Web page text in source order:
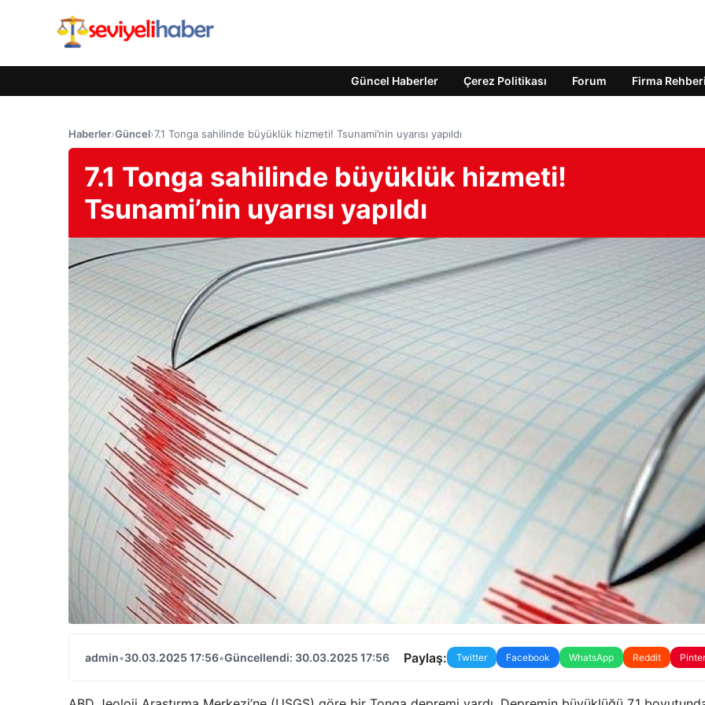
Güncel Haberler Çerez Politikası Forum Firma Rehberi
Haberler›Güncel›7.1 Tonga sahilinde büyüklük hizmeti! Tsunami’nin uyarısı yapıldı
7.1 Tonga sahilinde büyüklük hizmeti!
Tsunami’nin uyarısı yapıldı
admin•30.03.2025 17:56•Güncellendi: 30.03.2025 17:56 Paylaş: Twitter Facebook WhatsApp Reddit